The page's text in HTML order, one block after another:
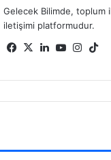
Gelecek Bilimde, toplum
iletişimi platformudur.
Facebook
X LinkedIn
YouTube